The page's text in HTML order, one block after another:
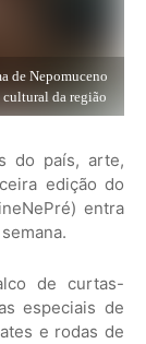
de Nepomuceno
da região
do país, arte,
edição do
entra
de curtas-
especiais de
e rodas de